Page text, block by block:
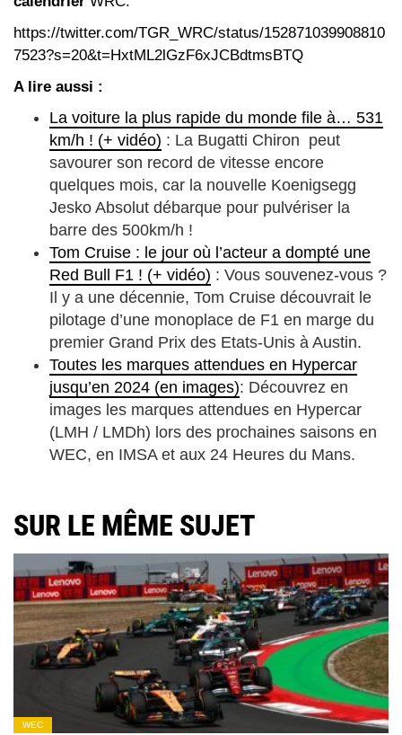
https://twitter.com/TGR_WRC/status/152871039908810
7523?s=20&t=HxtML2lGzF6xJCBdtmsBTQ
A lire aussi :
La voiture la plus rapide du monde file à… 531
km/h ! (+ vidéo) : La Bugatti Chiron peut
savourer son record de vitesse encore
quelques mois, car la nouvelle Koenigsegg
Jesko Absolut débarque pour pulvériser la
barre des 500km/h !
Tom Cruise : le jour où l’acteur a dompté une
Red Bull F1 ! (+ vidéo) : Vous souvenez-vous ?
Il y a une décennie, Tom Cruise découvrait le
pilotage d’une monoplace de F1 en marge du
premier Grand Prix des Etats-Unis à Austin.
Toutes les marques attendues en Hypercar
jusqu’en 2024 (en images): Découvrez en
images les marques attendues en Hypercar
(LMH / LMDh) lors des prochaines saisons en
WEC, en IMSA et aux 24 Heures du Mans.
SUR LE MÊME SUJET
WEC